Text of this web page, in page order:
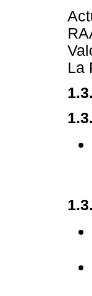
La